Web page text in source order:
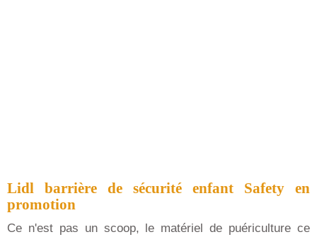
Lidl barrière de sécurité enfant Safety en
promotion
Ce n'est pas un scoop, le matériel de puériculture ce